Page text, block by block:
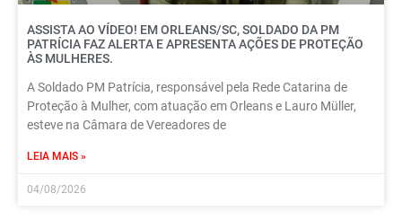
ASSISTA AO VÍDEO! EM ORLEANS/SC, SOLDADO DA PM
PATRÍCIA FAZ ALERTA E APRESENTA AÇÕES DE PROTEÇÃO
ÀS MULHERES.
A Soldado PM Patrícia, responsável pela Rede Catarina de
Proteção à Mulher, com atuação em Orleans e Lauro Müller,
esteve na Câmara de Vereadores de
LEIA MAIS »
04/08/2026